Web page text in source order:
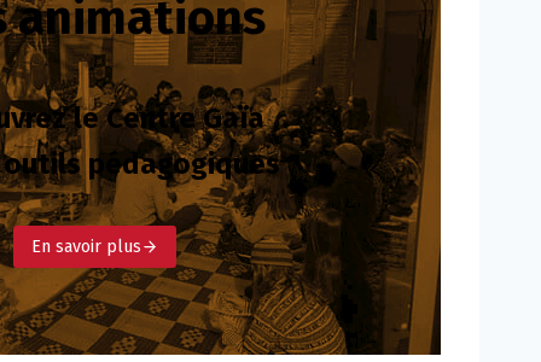
animations
le Centre Gaïa
pédagogiques
En savoir plus